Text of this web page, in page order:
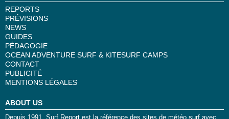
REPORTS
PRÉVISIONS
NEWS
GUIDES
PÉDAGOGIE
OCEAN ADVENTURE SURF & KITESURF CAMPS
CONTACT
PUBLICITÉ
MENTIONS LÉGALES
ABOUT US
Depuis 1991, Surf Report est la référence des sites de météo surf avec